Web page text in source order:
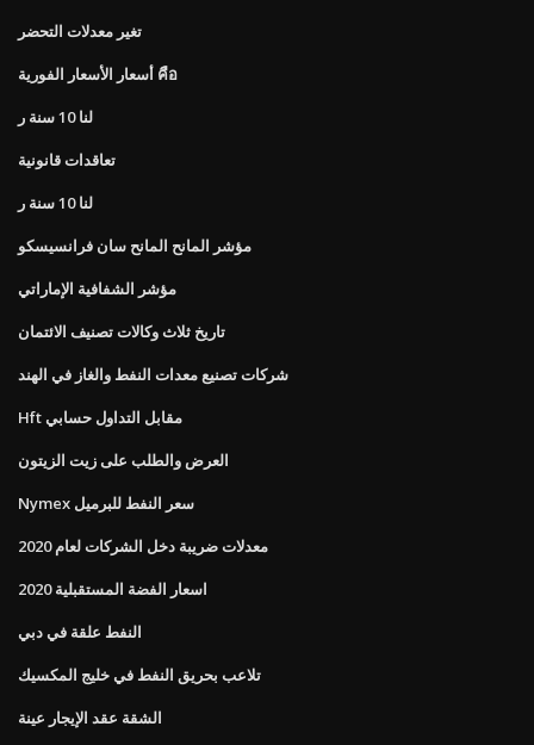
تغير معدلات التحضر
أسعار الأسعار الفورية คือ
لنا 10 سنة ر
تعاقدات قانونية
لنا 10 سنة ر
مؤشر المانح المانح سان فرانسيسكو
مؤشر الشفافية الإماراتي
تاريخ ثلاث وكالات تصنيف الائتمان
شركات تصنيع معدات النفط والغاز في الهند
Hft مقابل التداول حسابي
العرض والطلب على زيت الزيتون
Nymex سعر النفط للبرميل
معدلات ضريبة دخل الشركات لعام 2020
اسعار الفضة المستقبلية 2020
النفط علقة في دبي
تلاعب بحريق النفط في خليج المكسيك
الشقة عقد الإيجار عينة